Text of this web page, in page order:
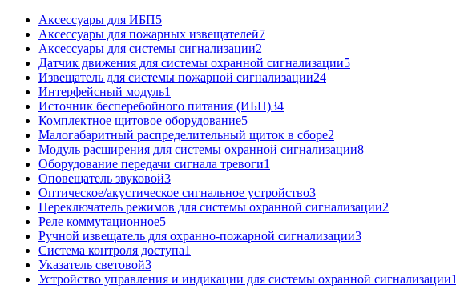
Аксессуары для ИБП5
Аксессуары для пожарных извещателей7
Аксессуары для системы сигнализации2
Датчик движения для системы охранной сигнализации5
Извещатель для системы пожарной сигнализации24
Интерфейсный модуль1
Источник бесперебойного питания (ИБП)34
Комплектное щитовое оборудование5
Малогабаритный распределительный щиток в сборе2
Модуль расширения для системы охранной сигнализации8
Оборудование передачи сигнала тревоги1
Оповещатель звуковой3
Оптическое/акустическое сигнальное устройство3
Переключатель режимов для системы охранной сигнализации2
Реле коммутационное5
Ручной извещатель для охранно-пожарной сигнализации3
Система контроля доступа1
Указатель световой3
Устройство управления и индикации для системы охранной сигнализации